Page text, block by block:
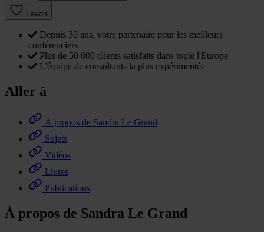
Favori
Depuis 30 ans, votre partenaire pour les meilleurs
conférenciers
Plus de 50 000 clients satisfaits dans toute l'Europe
L'équipe de consultants la plus expérimentée
Aller à
À propos de Sandra Le Grand
Sujets
Vidéos
Livres
Publications
À propos de Sandra Le Grand